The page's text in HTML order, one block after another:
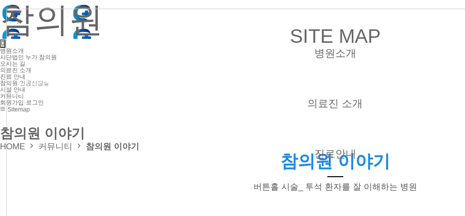
참의원
병원소개
사단법인 누가 참의원
오시는 길
의료진 소개
진료 안내
참의원 인공신장실
시설 안내
커뮤니티
회원가입·로그인
Sitemap
X
SITE MAP
병원소개
● 사단법인 누가 참의원
● 오시는 길
의료진 소개
● 외래
● 신장실
진료안내
참의원 이야기
HOME 커뮤니티 참의원 이야기
참의원 이야기
버튼홀 시술_ 투석 환자를 잘 이해하는 병원